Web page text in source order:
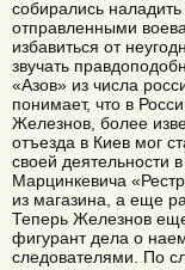
собирались
отправленными
избавиться от
звучать
«Азов» из числа
понимает, что в
Железнов, более
отъезда в Киев мог
своей деятельности
Марцинкевича
из магазина, а еще
Теперь Железнов
фигурант дела о
следователями. По